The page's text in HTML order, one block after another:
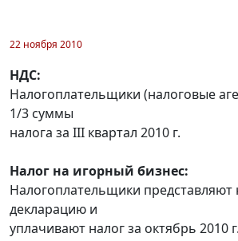
22 ноября 2010
НДС:
Налогоплательщики (налоговые
1/3 суммы
налога за III квартал 2010 г.
Налог на игорный бизнес:
Налогоплательщики представляют
декларацию и
уплачивают налог за октябрь 2010